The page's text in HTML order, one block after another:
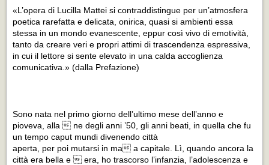
«L’opera di Lucilla Mattei si contraddistingue per un’atmosfera
poetica rarefatta e delicata, onirica, quasi si ambienti essa
stessa in un mondo evanescente, eppur così vivo di emotività,
tanto da creare veri e propri attimi di trascendenza espressiva,
in cui il lettore si sente elevato in una calda accoglienza
comunicativa.» (dalla Prefazione)
Sono nata nel primo giorno dell’ultimo mese dell’anno e
pioveva, alla  ne degli anni ’50, gli anni beati, in quella che fu
un tempo caput mundi divenendo città
aperta, per poi mutarsi in ma a capitale. Lì, quando ancora la
città era bella e  era, ho trascorso l’infanzia, l’adolescenza e